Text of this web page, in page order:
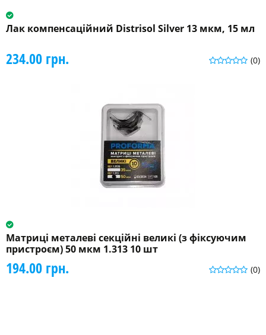
Лак компенсаційний Distrisol Silver 13 мкм, 15 мл
(0)
234.00 грн.
Матриці металеві секційні великі (з фіксуючим
пристроєм) 50 мкм 1.313 10 шт
(0)
194.00 грн.